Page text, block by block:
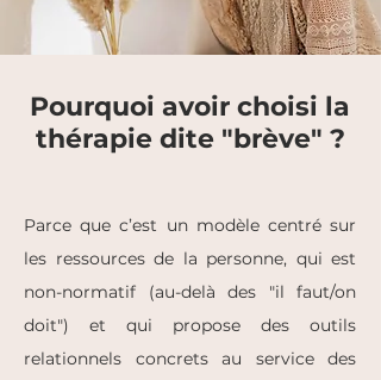
Pourquoi avoir choisi la
thérapie dite "brève" ?
Parce que c’est un modèle centré sur
les ressources de la personne, qui est
non-normatif (au-delà des "il faut/on
doit") et qui propose des outils
relationnels concrets au service des